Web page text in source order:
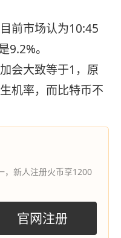
前市场认为10:45
9.2%。
会大致等于1，原
机率，而比特币不
，新人注册火币享1200
官网注册